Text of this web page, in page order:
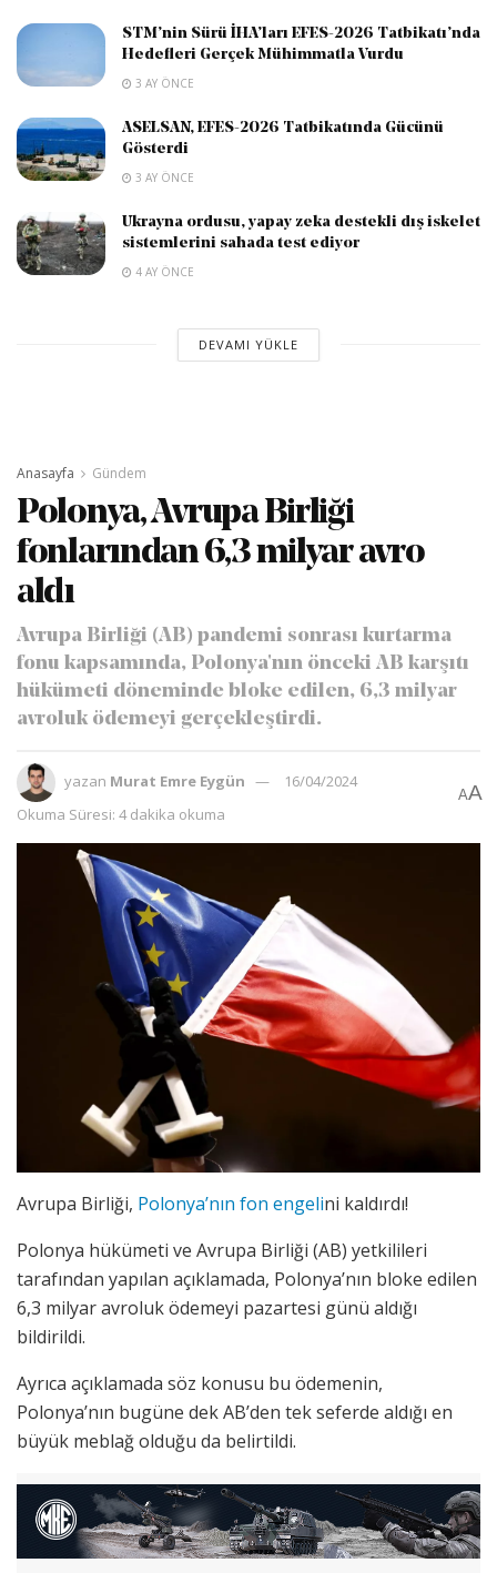
STM’nin Sürü İHA’ları EFES-2026 Tatbikatı’nda
Hedefleri Gerçek Mühimmatla Vurdu
3 AY ÖNCE
ASELSAN, EFES-2026 Tatbikatında Gücünü
Gösterdi
3 AY ÖNCE
Ukrayna ordusu, yapay zeka destekli dış iskelet
sistemlerini sahada test ediyor
4 AY ÖNCE
DEVAMI YÜKLE
Anasayfa Gündem
Polonya, Avrupa Birliği
fonlarından 6,3 milyar avro
aldı
Avrupa Birliği (AB) pandemi sonrası kurtarma
fonu kapsamında, Polonya'nın önceki AB karşıtı
hükümeti döneminde bloke edilen, 6,3 milyar
avroluk ödemeyi gerçekleştirdi.
yazan Murat Emre Eygün
16/04/2024
Okuma Süresi: 4 dakika okuma
AA
Avrupa Birliği, Polonya’nın fon engelini kaldırdı!
Polonya hükümeti ve Avrupa Birliği (AB) yetkilileri
tarafından yapılan açıklamada, Polonya’nın bloke edilen
6,3 milyar avroluk ödemeyi pazartesi günü aldığı
bildirildi.
Ayrıca açıklamada söz konusu bu ödemenin,
Polonya’nın bugüne dek AB’den tek seferde aldığı en
büyük meblağ olduğu da belirtildi.